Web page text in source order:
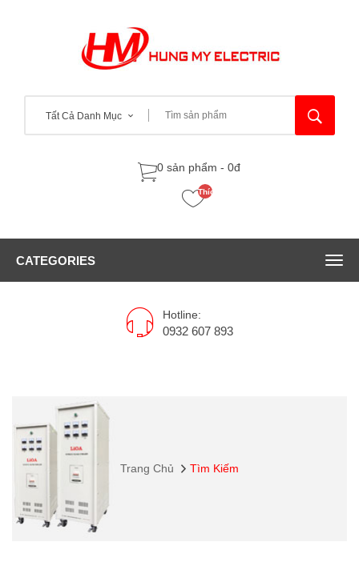
Tất Cả Danh Mục
0 sản phẩm - 0đ
Thích
CATEGORIES
Hotline:
0932 607 893
Trang Chủ Tìm Kiếm